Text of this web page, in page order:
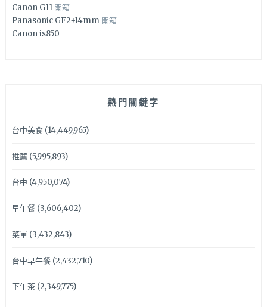
Canon G11 開箱
Panasonic GF2+14mm 開箱
Canon is850
熱門關鍵字
台中美食(14,449,965)
推薦(5,995,893)
台中 (4,950,074)
早午餐(3,606,402)
菜單(3,432,843)
台中早午餐(2,432,710)
下午茶(2,349,775)